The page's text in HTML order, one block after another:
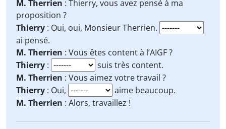
M. Therrien : Thierry, vous avez pensé à ma
proposition ?
Thierry : Oui, oui, Monsieur Therrien.
ai pensé.
M. Therrien : Vous êtes content à l’AIGF ?
Thierry :
suis très content.
M. Therrien : Vous aimez votre travail ?
Thierry : Oui,
aime beaucoup.
M. Therrien : Alors, travaillez !